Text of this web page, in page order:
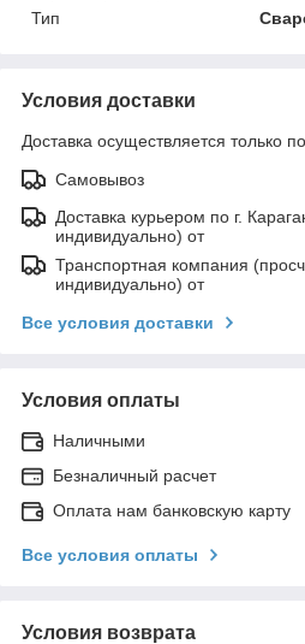
Тип
Условия доставки
Доставка осуществляется только
Самовывоз
Доставка курьером по г.
индивидуально) от
Транспортная компания
индивидуально) от
Все условия доставки
Условия оплаты
Наличными
Безналичный расчет
Оплата нам банковскую карту
Все условия оплаты
Условия возврата